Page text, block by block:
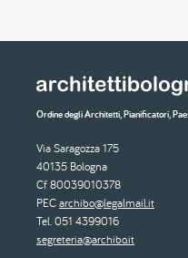
Ordine degli Architetti, Pianificatori,
Via Saragozza 175
40135 Bologna
Cf 80039010378
PECarchibo@legalmail.it
Tel. 051 4399016
segreteria@archibo.it